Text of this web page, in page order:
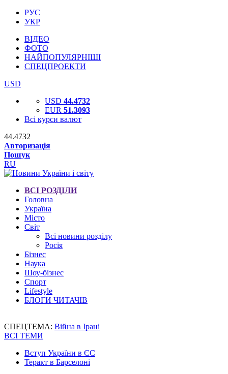
РУС
УКР
ВІДЕО
ФОТО
НАЙПОПУЛЯРНІШІ
СПЕЦПРОЕКТИ
USD
USD 44.4732
EUR 51.3093
Всі курси валют
44.4732
Авторизація
Пошук
RU
ВСІ РОЗДІЛИ
Головна
Україна
Місто
Світ
Всі новини розділу
Росія
Бізнес
Наука
Шоу-бізнес
Спорт
Lifestyle
БЛОГИ ЧИТАЧІВ
СПЕЦТЕМА: Війна в Ірані
ВСІ ТЕМИ
Вступ України в ЄС
Теракт в Барселоні